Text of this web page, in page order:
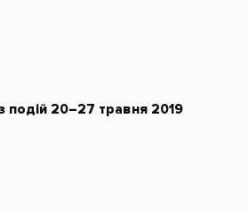
подій 20–27 травня 2019